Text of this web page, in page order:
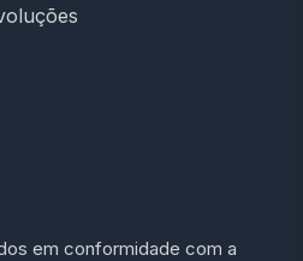
em conformidade com a